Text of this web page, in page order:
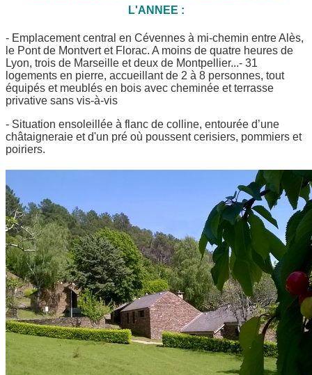
L'ANNEE :
- Emplacement central en Cévennes à mi-chemin entre Alès,
le Pont de Montvert et Florac. A moins de quatre heures de
Lyon, trois de Marseille et deux de Montpellier...- 31
logements en pierre, accueillant de 2 à 8 personnes, tout
équipés et meublés en bois avec cheminée et terrasse
privative sans vis-à-vis
- Situation ensoleillée à flanc de colline, entourée d’une
châtaigneraie et d'un pré où poussent cerisiers, pommiers et
poiriers.